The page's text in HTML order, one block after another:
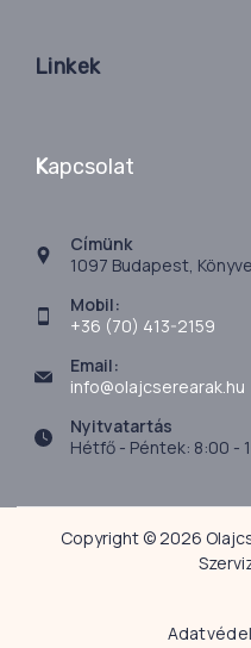
Linkek
Kapcsolat
Címünk
1097 Budapest,
Mobil:
+36 (70) 413-2159
Email:
info@olajcserearak.hu
Nyitvatartás
Hétfő - Péntek: 8:00 -
Copyright © 2026